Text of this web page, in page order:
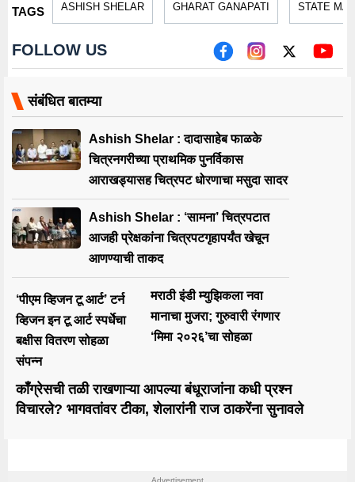
TAGS ASHISH SHELAR GHARAT GANAPATI STATE
FOLLOW US
संबंधित बातम्या
Ashish Shelar : दादासाहेब फाळके
चित्रनगरीच्या प्राथमिक पुनर्विकास
आराखड्यासह चित्रपट धोरणाचा मसुदा सादर
Ashish Shelar : ‘सामना’ चित्रपटात
आजही प्रेक्षकांना चित्रपटगृहापर्यंत खेचून
आणण्याची ताकद
‘पीएम व्हिजन टू आर्ट’ टर्न
व्हिजन इन टू आर्ट स्पर्धेचा
बक्षीस वितरण सोहळा
संपन्न
मराठी इंडी म्युझिकला नवा
मानाचा मुजरा; गुरुवारी रंगणार
‘मिमा २०२६’चा सोहळा
काँग्रेसची तळी राखणाऱ्या आपल्या बंधूराजांना कधी प्रश्न
विचारले? भागवतांवर टीका, शेलारांनी राज ठाकरेंना सुनावले